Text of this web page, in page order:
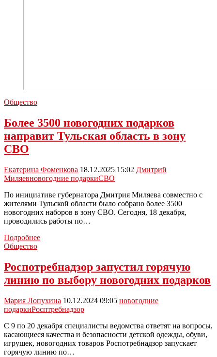
Общество
Более 3500 новогодних подарков
направит Тульская область в зону
СВО
Екатерина Фоменкова 18.12.2025 15:02 Дмитрий
Миляевновогодние подаркиСВО
По инициативе губернатора Дмитрия Миляева совместно с
жителями Тульской области было собрано более 3500
новогодних наборов в зону СВО. Сегодня, 18 декабря,
проводились работы по…
ПодробнееБолее
подарков
направит
Тульская
в
зону
СВО
Общество
Роспотребнадзор запустил горячую
линию по выбору новогодних подарков
Мария Лопухина 10.12.2024 09:05 новогодние
подаркиРосптребнадзор
C 9 по 20 декабря специалисты ведомства ответят на вопросы,
касающиеся качества и безопасности детской одежды, обуви,
игрушек, новогодних товаров Роспотребнадзор запускает
горячую линию по…